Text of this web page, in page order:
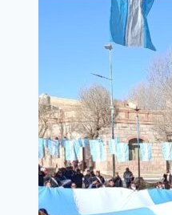
TRAS
LAS
DOS